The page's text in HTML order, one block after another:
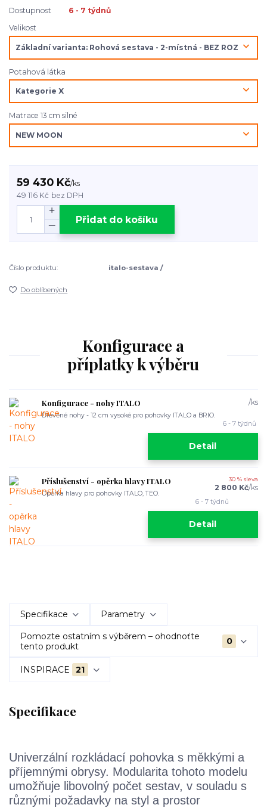
Dostupnost
6 - 7 týdnů
Velikost
Potahová látka
Matrace 13 cm silné
59 430 Kč/ks
49 116 Kč bez DPH
Přidat do košíku
Číslo produktu: italo-sestava /
Do oblíbených
Konfigurace a
příplatky k výběru
Konfigurace - nohy ITALO
Dřevěné nohy - 12 cm vysoké pro pohovky ITALO a BRIO.
/ks
6 - 7 týdnů
Detail
Příslušenství - opěrka hlavy ITALO
Opěrka hlavy pro pohovky ITALO, TEO.
30 % sleva
2 800 Kč/ks
6 - 7 týdnů
Detail
Specifikace Parametry
Pomozte ostatním s výběrem – ohodnoťte
tento produkt
0
INSPIRACE 21
Specifikace
Univerzální rozkládací pohovka s měkkými a
příjemnými obrysy. Modularita tohoto modelu
umožňuje libovolný počet sestav, v souladu s
různými požadavky na styl a prostor